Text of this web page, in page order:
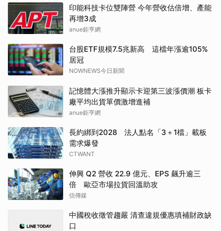
印能科技卡位雙陣營 今年營收估倍增、產能
再增3成
anue鉅亨網
台股ETF規模7.5兆新高 這檔年漲逾105%
居冠
NOWNEWS今日新聞
記憶體大漲推升顯示卡迎第三波漲價潮 板卡
廠平均出貨單價激增進補
anue鉅亨網
長約綁到2028 法人點名「3＋1檔」載板
需求爆發
CTWANT
伸興 Q2 營收 22.9 億元、EPS 飆升逾三
倍 歐亞市場拉貨回溫助攻
信傳媒
中國稅收徵管趨嚴 清查違規優惠填補財政缺
口